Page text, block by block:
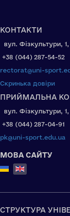
КОНТАКТИ
вул. Фізкультури, 1,
+38 (044) 287-54-52
rectorat@uni-
Скринька довіри
ПРИЙМАЛЬНА
вул. Фізкультури, 1,
+38 (044) 287-04-91
pk@uni-sport.edu.ua
МОВА САЙТУ
Select your
СТРУКТУРА